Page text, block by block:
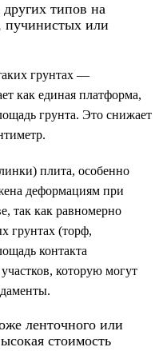
типов на
пучинистых или
грунтах —
как единая платформа,
грунта. Это снижает
плита, особенно
деформациям при
так как равномерно
грунтах (торф,
контакта
которую могут
ленточного или
стоимость